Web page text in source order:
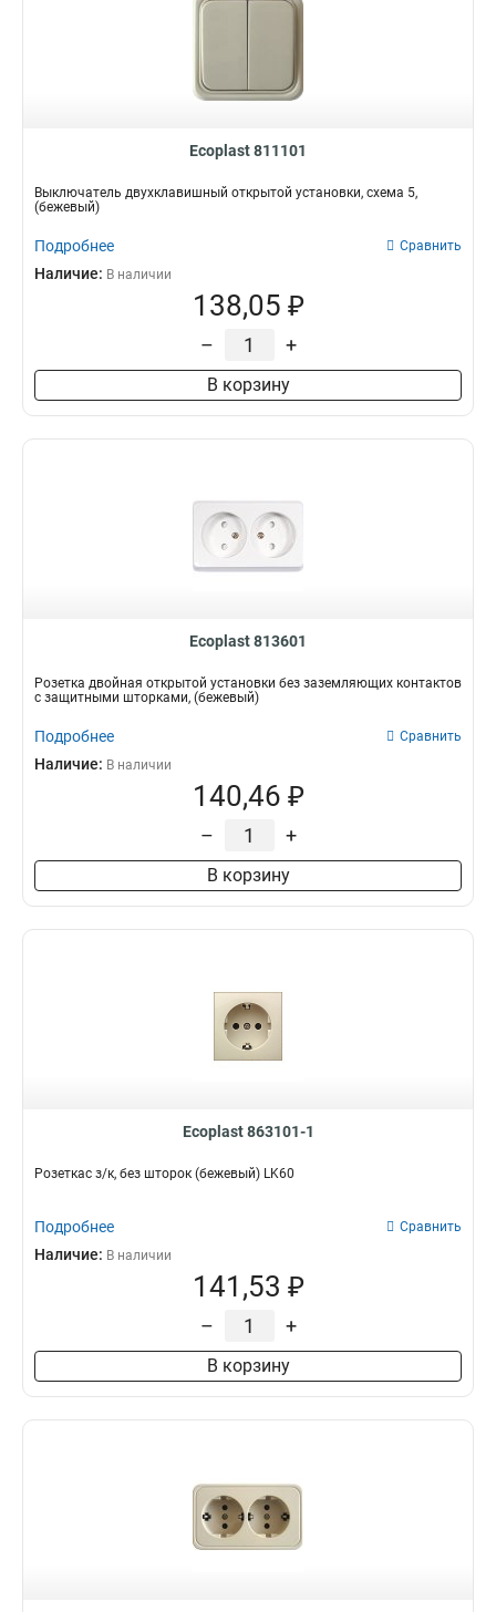
Ecoplast 811101
Выключатель двухклавишный открытой установки, схема 5,
(бежевый)
Подробнее Сравнить
Наличие: В наличии
138,05 ₽
– +
В корзину
Ecoplast 813601
Розетка двойная открытой установки без заземляющих контактов
с защитными шторками, (бежевый)
Подробнее Сравнить
Наличие: В наличии
140,46 ₽
– +
В корзину
Ecoplast 863101-1
Розеткас з/к, без шторок (бежевый) LK60
Подробнее Сравнить
Наличие: В наличии
141,53 ₽
– +
В корзину